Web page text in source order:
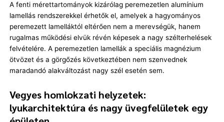
A fenti mérettartományok kizárólag peremezetlen alumínium
lamellás rendszerekkel érhetők el, amelyek a hagyományos
peremezett lamelláktól eltérően nem a merevségük, hanem
rugalmas működési elvük révén képesek a nagy szélterhelések
felvételére. A peremezetlen lamellák a speciális magnézium
ötvözet és a görgőzés következtében nem szenvednek
maradandó alakváltozást nagy szél esetén sem.
Vegyes homlokzati helyzetek:
lyukarchitektúra és nagy üvegfelületek egy